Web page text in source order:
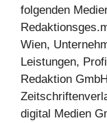
folgenden
Wien,
Leistungen,
Redaktion
digital Medien